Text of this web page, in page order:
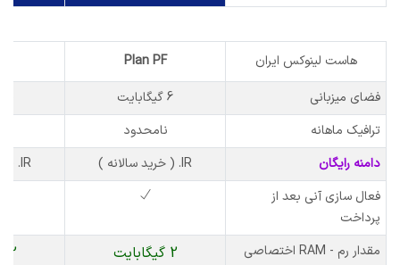
هاست لینوکس ایران Plan PF
فضای میزبانی
6 گیگابایت
ترافیک ماهانه
نامحدود
دامنه رایگان
IR. ( خرید سالانه )
IR. ( خرید سالانه )
فعال سازی آنی بعد از
پرداخت
مقدار رم - RAM اختصاصی
2 گیگابایت 2 گیگابایت